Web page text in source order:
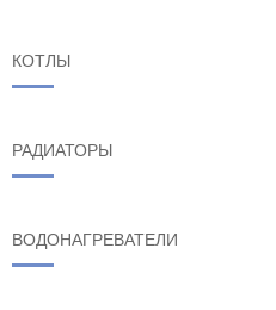
КОТЛЫ
РАДИАТОРЫ
ВОДОНАГРЕВАТЕЛИ